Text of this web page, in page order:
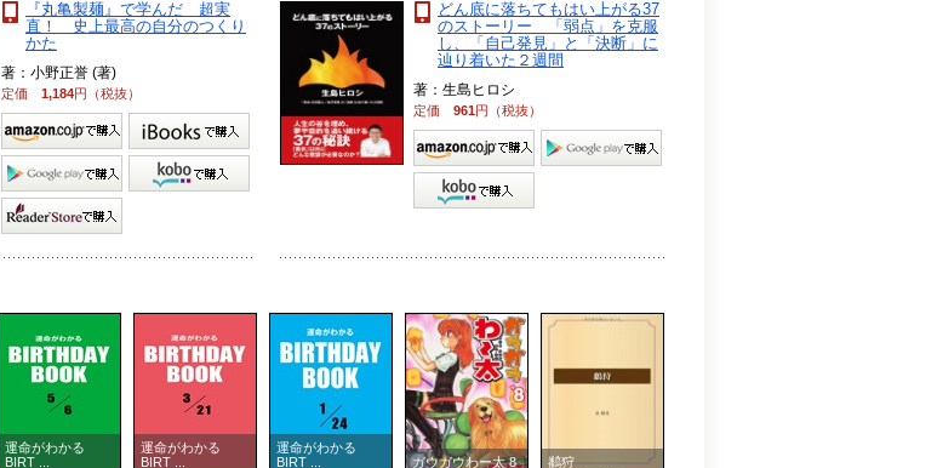
『丸亀製麺』で学んだ 超実
直！ 史上最高の自分のつくり
かた
著：小野正誉 (著)
定価 1,184円（税抜）
どん底に落ちてもはい上がる37
のストーリー 「弱点」を克服
し、「自己発見」と「決断」に
辿り着いた２週間
著：生島ヒロシ
定価 961円（税抜）
運命がわかる
BIRT ...
運命がわかる
BIRT ...
運命がわかる
BIRT ...
ガウガウわー太 8 鷭狩